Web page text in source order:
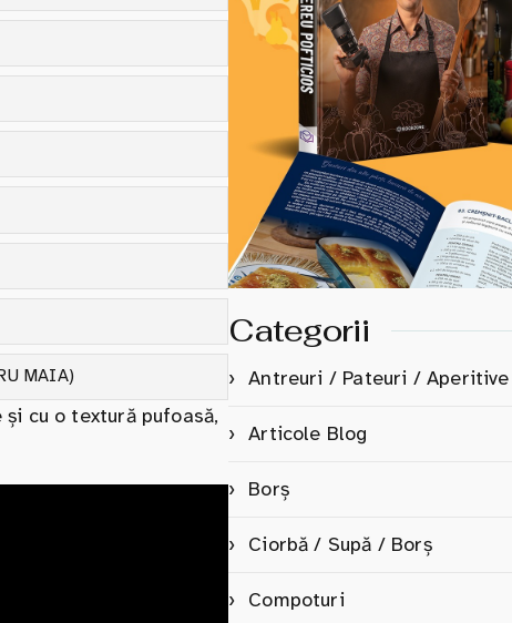
MAIA)
cu o textură pufoasă,
Categorii
Antreuri / Pateuri / Aperitive
Articole Blog
Borș
Ciorbă / Supă / Borș
Compoturi